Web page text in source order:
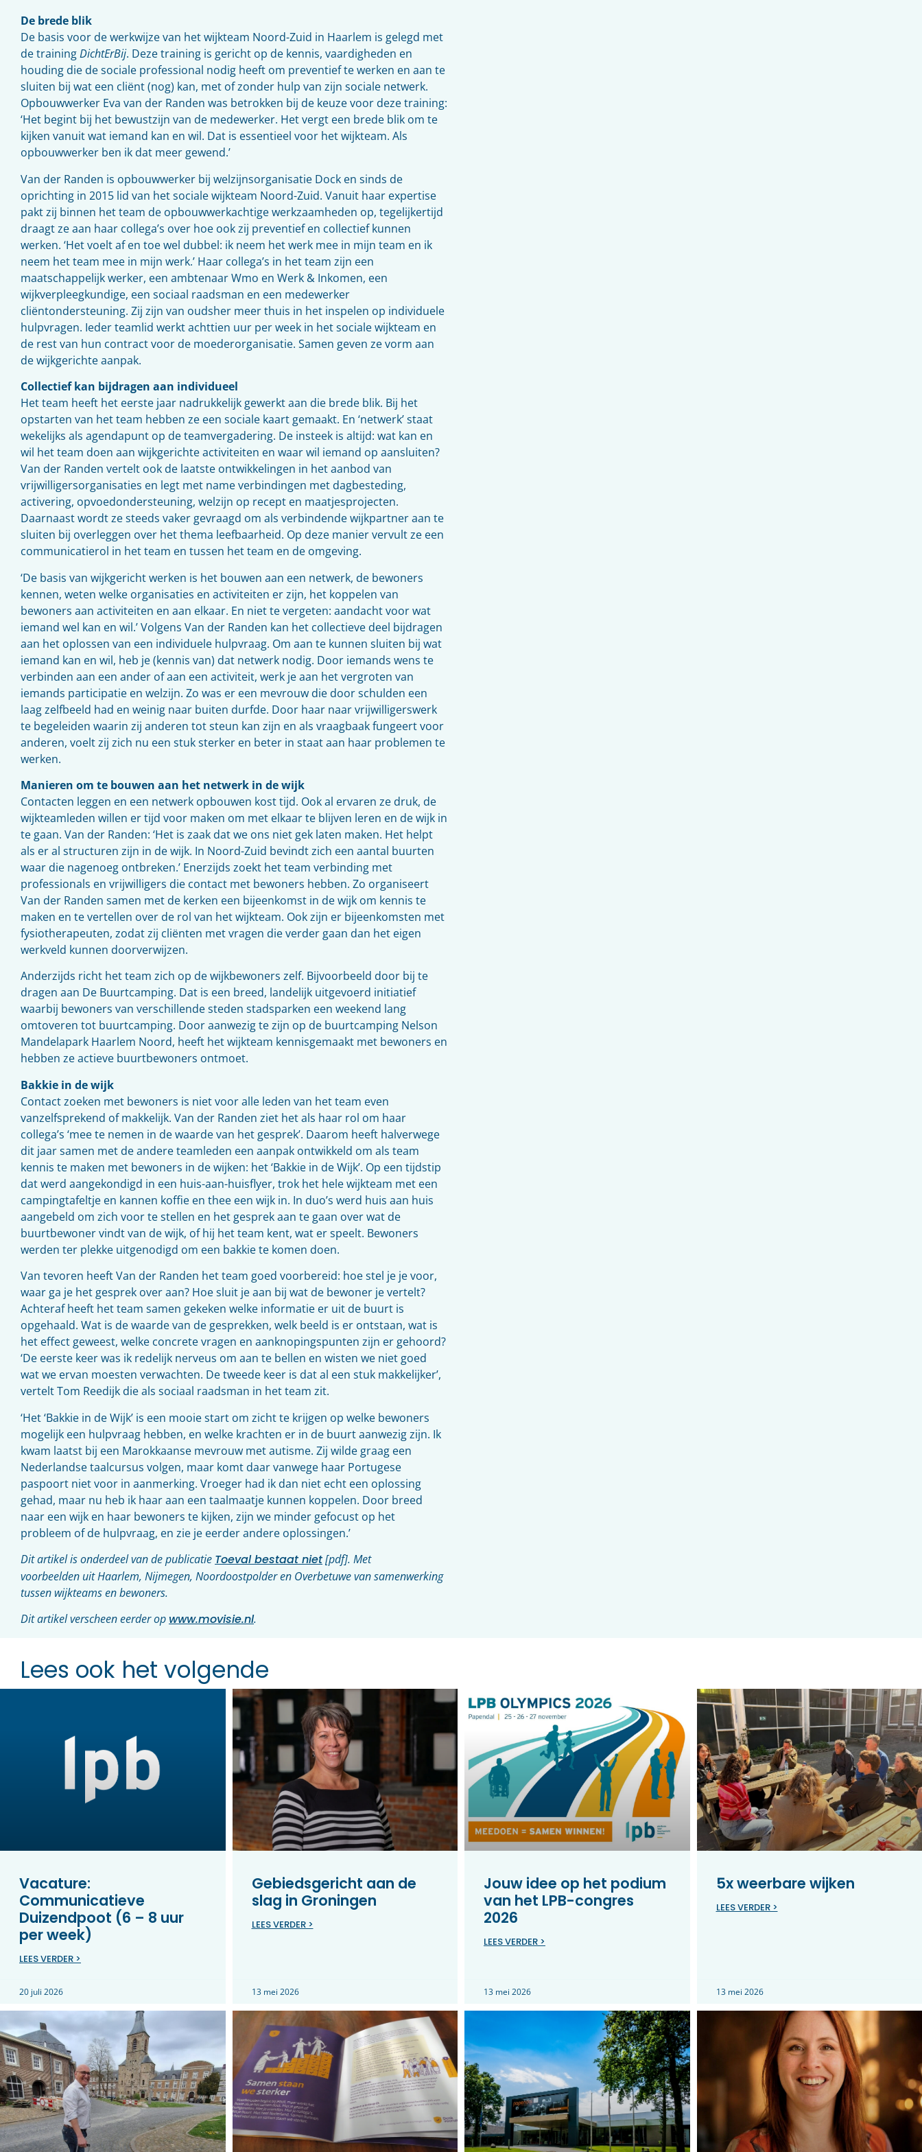
De brede blik
De basis voor de werkwijze van het wijkteam Noord-Zuid in Haarlem is gelegd met
de trainingDichtErBij. Deze training is gericht op de kennis, vaardigheden en
houding die de sociale professional nodig heeft om preventief te werken en aan te
sluiten bij wat een cliënt (nog) kan, met of zonder hulp van zijn sociale netwerk.
Opbouwwerker Eva van der Randen was betrokken bij de keuze voor deze training:
‘Het begint bij het bewustzijn van de medewerker. Het vergt een brede blik om te
kijken vanuit wat iemand kan en wil. Dat is essentieel voor het wijkteam. Als
opbouwwerker ben ik dat meer gewend.’
Van der Randen is opbouwwerker bij welzijnsorganisatie Dock en sinds de
oprichting in 2015 lid van het sociale wijkteam Noord-Zuid. Vanuit haar expertise
pakt zij binnen het team de opbouwwerkachtige werkzaamheden op, tegelijkertijd
draagt ze aan haar collega’s over hoe ook zij preventief en collectief kunnen
werken. ‘Het voelt af en toe wel dubbel: ik neem het werk mee in mijn team en ik
neem het team mee in mijn werk.’ Haar collega’s in het team zijn een
maatschappelijk werker, een ambtenaar Wmo en Werk & Inkomen, een
wijkverpleegkundige, een sociaal raadsman en een medewerker
cliëntondersteuning. Zij zijn van oudsher meer thuis in het inspelen op individuele
hulpvragen. Ieder teamlid werkt achttien uur per week in het sociale wijkteam en
de rest van hun contract voor de moederorganisatie. Samen geven ze vorm aan
de wijkgerichte aanpak.
Collectief kan bijdragen aan individueel
Het team heeft het eerste jaar nadrukkelijk gewerkt aan die brede blik. Bij het
opstarten van het team hebben ze een sociale kaart gemaakt. En ‘netwerk’ staat
wekelijks als agendapunt op de teamvergadering. De insteek is altijd: wat kan en
wil het team doen aan wijkgerichte activiteiten en waar wil iemand op aansluiten?
Van der Randen vertelt ook de laatste ontwikkelingen in het aanbod van
vrijwilligersorganisaties en legt met name verbindingen met dagbesteding,
activering, opvoedondersteuning, welzijn op recept en maatjesprojecten.
Daarnaast wordt ze steeds vaker gevraagd om als verbindende wijkpartner aan te
sluiten bij overleggen over het thema leefbaarheid. Op deze manier vervult ze een
communicatierol in het team en tussen het team en de omgeving.
‘De basis van wijkgericht werken is het bouwen aan een netwerk, de bewoners
kennen, weten welke organisaties en activiteiten er zijn, het koppelen van
bewoners aan activiteiten en aan elkaar. En niet te vergeten: aandacht voor wat
iemand wel kan en wil.’ Volgens Van der Randen kan het collectieve deel bijdragen
aan het oplossen van een individuele hulpvraag. Om aan te kunnen sluiten bij wat
iemand kan en wil, heb je (kennis van) dat netwerk nodig. Door iemands wens te
verbinden aan een ander of aan een activiteit, werk je aan het vergroten van
iemands participatie en welzijn. Zo was er een mevrouw die door schulden een
laag zelfbeeld had en weinig naar buiten durfde. Door haar naar vrijwilligerswerk
te begeleiden waarin zij anderen tot steun kan zijn en als vraagbaak fungeert voor
anderen, voelt zij zich nu een stuk sterker en beter in staat aan haar problemen te
werken.
Manieren om te bouwen aan het netwerk in de wijk
Contacten leggen en een netwerk opbouwen kost tijd. Ook al ervaren ze druk, de
wijkteamleden willen er tijd voor maken om met elkaar te blijven leren en de wijk in
te gaan. Van der Randen: ‘Het is zaak dat we ons niet gek laten maken. Het helpt
als er al structuren zijn in de wijk. In Noord-Zuid bevindt zich een aantal buurten
waar die nagenoeg ontbreken.’ Enerzijds zoekt het team verbinding met
professionals en vrijwilligers die contact met bewoners hebben. Zo organiseert
Van der Randen samen met de kerken een bijeenkomst in de wijk om kennis te
maken en te vertellen over de rol van het wijkteam. Ook zijn er bijeenkomsten met
fysiotherapeuten, zodat zij cliënten met vragen die verder gaan dan het eigen
werkveld kunnen doorverwijzen.
Anderzijds richt het team zich op de wijkbewoners zelf. Bijvoorbeeld door bij te
dragen aan De Buurtcamping. Dat is een breed, landelijk uitgevoerd initiatief
waarbij bewoners van verschillende steden stadsparken een weekend lang
omtoveren tot buurtcamping. Door aanwezig te zijn op de buurtcamping Nelson
Mandelapark Haarlem Noord, heeft het wijkteam kennisgemaakt met bewoners en
hebben ze actieve buurtbewoners ontmoet.
Bakkie in de wijk
Contact zoeken met bewoners is niet voor alle leden van het team even
vanzelfsprekend of makkelijk. Van der Randen ziet het als haar rol om haar
collega’s ‘mee te nemen in de waarde van het gesprek’. Daarom heeft halverwege
dit jaar samen met de andere teamleden een aanpak ontwikkeld om als team
kennis te maken met bewoners in de wijken: het ‘Bakkie in de Wijk’. Op een tijdstip
dat werd aangekondigd in een huis-aan-huisflyer, trok het hele wijkteam met een
campingtafeltje en kannen koffie en thee een wijk in. In duo’s werd huis aan huis
aangebeld om zich voor te stellen en het gesprek aan te gaan over wat de
buurtbewoner vindt van de wijk, of hij het team kent, wat er speelt. Bewoners
werden ter plekke uitgenodigd om een bakkie te komen doen.
Van tevoren heeft Van der Randen het team goed voorbereid: hoe stel je je voor,
waar ga je het gesprek over aan? Hoe sluit je aan bij wat de bewoner je vertelt?
Achteraf heeft het team samen gekeken welke informatie er uit de buurt is
opgehaald. Wat is de waarde van de gesprekken, welk beeld is er ontstaan, wat is
het effect geweest, welke concrete vragen en aanknopingspunten zijn er gehoord?
‘De eerste keer was ik redelijk nerveus om aan te bellen en wisten we niet goed
wat we ervan moesten verwachten. De tweede keer is dat al een stuk makkelijker’,
vertelt Tom Reedijk die als sociaal raadsman in het team zit.
‘Het ‘Bakkie in de Wijk’ is een mooie start om zicht te krijgen op welke bewoners
mogelijk een hulpvraag hebben, en welke krachten er in de buurt aanwezig zijn. Ik
kwam laatst bij een Marokkaanse mevrouw met autisme. Zij wilde graag een
Nederlandse taalcursus volgen, maar komt daar vanwege haar Portugese
paspoort niet voor in aanmerking. Vroeger had ik dan niet echt een oplossing
gehad, maar nu heb ik haar aan een taalmaatje kunnen koppelen. Door breed
naar een wijk en haar bewoners te kijken, zijn we minder gefocust op het
probleem of de hulpvraag, en zie je eerder andere oplossingen.’
Dit artikel is onderdeel van de publicatie Toeval bestaat niet[pdf]. Met
voorbeelden uit Haarlem, Nijmegen, Noordoostpolder en Overbetuwe van samenwerking
tussen wijkteams en bewoners.
Dit artikel verscheen eerder op www.movisie.nl.
Lees ook het volgende
Vacature:
Communicatieve
Duizendpoot (6 – 8 uur
per week)
LEES VERDER >
20 juli 2026
Gebiedsgericht aan de
slag in Groningen
LEES VERDER >
13 mei 2026
Jouw idee op het podium
van het LPB-congres
2026
LEES VERDER >
13 mei 2026
5x weerbare wijken
LEES VERDER >
13 mei 2026